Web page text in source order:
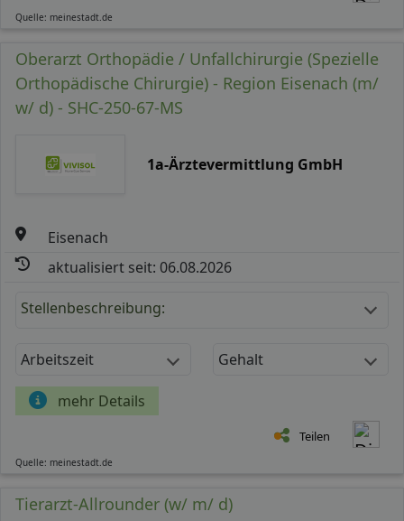
Quelle: meinestadt.de
Oberarzt Orthopädie / Unfallchirurgie (Spezielle
Orthopädische Chirurgie) - Region Eisenach (m/
w/ d) - SHC-250-67-MS
1a-Ärztevermittlung GmbH
Eisenach
aktualisiert seit: 06.08.2026
Stellenbeschreibung:
Arbeitszeit Gehalt
mehr Details
Teilen
Quelle: meinestadt.de
Tierarzt-Allrounder (w/ m/ d)